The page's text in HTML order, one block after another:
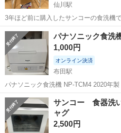
仙川駅
3年ほど前に購入したサンコーの食洗機
剤もつけます（※開封済） 【購入時価
状態】とくに目立った傷はありません。
いいのでまだまだ使...
東京 調布市 仙川駅 キッチン
パナソニック食洗
1,000円
オンライン決済
布田駅
パナソニック食洗機 NP-TCM4 2020年製 5年間使用したので少し汚れ
はありますが、今も現役で使っており
かと思います。 9/26(金)の夜20:30以降、もしくは、9/27(土)の午前
中...
東京 調布市 キッチ
サンコー 食器洗
ャグ
2,500円